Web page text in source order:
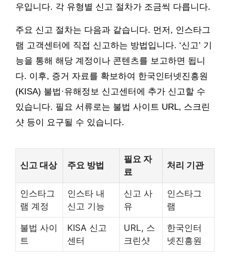
우입니다. 각 유형별 신고 절차가 조금씩 다릅니다.
주요 신고 절차는 다음과 같습니다. 먼저, 인스타그
램 고객센터에 직접 신고하는 방법입니다. ‘신고’ 기
능을 통해 해당 계정이나 콘텐츠를 보고하면 됩니
다. 이후, 증거 자료를 확보하여 한국인터넷진흥원
(KISA) 불법·유해정보 신고센터에 추가 신고할 수
있습니다. 필요 서류로는 불법 사이트 URL, 스크린
샷 등이 요구될 수 있습니다.
신고 대상 주요 방법
필요 자
료
처리 기관
인스타그
램 계정
인스타 내
신고 기능
신고 사
유
인스타그
램
불법 사이
트
KISA 신고
센터
URL, 스
크린샷
한국인터
넷진흥원